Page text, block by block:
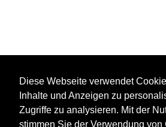
Diese Webseite verwendet
Inhalte und Anzeigen zu
Zugriffe zu analysieren. Mit der
stimmen Sie der Verwendung von